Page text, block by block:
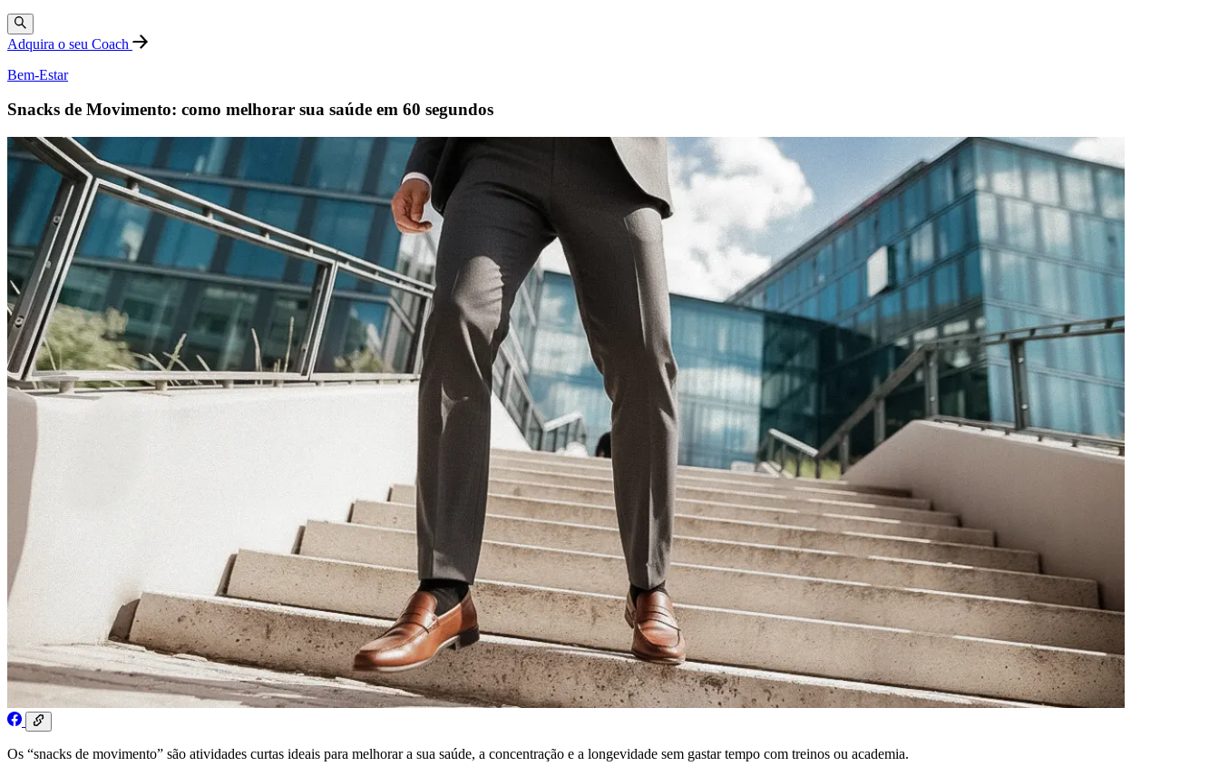
Adquira o seu Coach
Bem-Estar
Snacks de Movimento: como melhorar sua saúde em 60 segundos
Os “snacks de movimento” são atividades curtas ideais para melhorar a sua saúde, a concentração e a longevidade sem gastar tempo com treinos ou academia.